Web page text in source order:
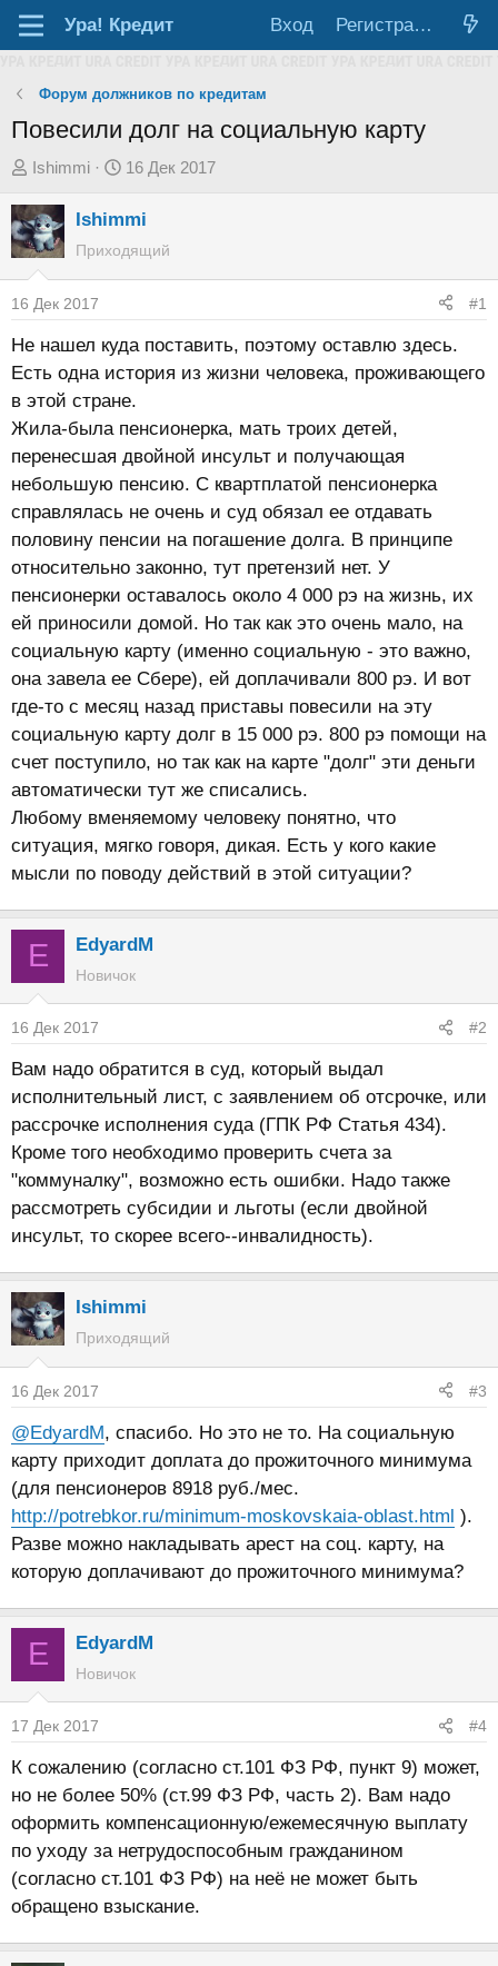
Ура! Кредит Вход Регистрация
Форум должников по кредитам
Повесили долг на социальную карту
А
т
о
р
т
е
м
ы
Ishimmi
Д
т
а
ч
а
л
а
16 Дек 2017
Ishimmi
Приходящий
16 Дек 2017 #1
Не нашел куда поставить, поэтому оставлю здесь.
Есть одна история из жизни человека, проживающего
в этой стране.
Жила-была пенсионерка, мать троих детей,
перенесшая двойной инсульт и получающая
небольшую пенсию. С квартплатой пенсионерка
справлялась не очень и суд обязал ее отдавать
половину пенсии на погашение долга. В принципе
относительно законно, тут претензий нет. У
пенсионерки оставалось около 4 000 рэ на жизнь, их
ей приносили домой. Но так как это очень мало, на
социальную карту (именно социальную - это важно,
она завела ее Сбере), ей доплачивали 800 рэ. И вот
где-то с месяц назад приставы повесили на эту
социальную карту долг в 15 000 рэ. 800 рэ помощи на
счет поступило, но так как на карте "долг" эти деньги
автоматически тут же списались.
Любому вменяемому человеку понятно, что
ситуация, мягко говоря, дикая. Есть у кого какие
мысли по поводу действий в этой ситуации?
E EdyardM
Новичок
16 Дек 2017 #2
Вам надо обратится в суд, который выдал
исполнительный лист, с заявлением об отсрочке, или
рассрочке исполнения суда (ГПК РФ Статья 434).
Кроме того необходимо проверить счета за
"коммуналку", возможно есть ошибки. Надо также
рассмотреть субсидии и льготы (если двойной
инсульт, то скорее всего--инвалидность).
Ishimmi
Приходящий
16 Дек 2017 #3
@EdyardM, спасибо. Но это не то. На социальную
карту приходит доплата до прожиточного минимума
(для пенсионеров 8918 руб./мес.
http://potrebkor.ru/minimum-moskovskaia-oblast.html ).
Разве можно накладывать арест на соц. карту, на
которую доплачивают до прожиточного минимума?
E EdyardM
Новичок
17 Дек 2017 #4
К сожалению (согласно ст.101 ФЗ РФ, пункт 9) может,
но не более 50% (ст.99 ФЗ РФ, часть 2). Вам надо
оформить компенсационную/ежемесячную выплату
по уходу за нетрудоспособным гражданином
(согласно ст.101 ФЗ РФ) на неё не может быть
обращено взыскание.